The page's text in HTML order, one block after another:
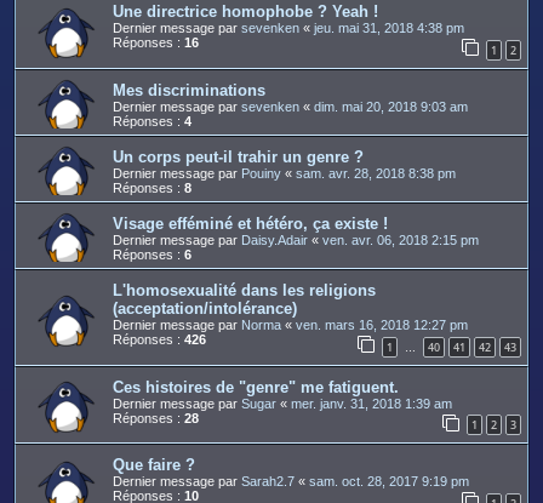
Une directrice homophobe ? Yeah !
Dernier message par sevenken « jeu. mai 31, 2018 4:38 pm
Réponses : 16 1 2
Mes discriminations
Dernier message par sevenken « dim. mai 20, 2018 9:03 am
Réponses : 4
Un corps peut-il trahir un genre ?
Dernier message par Pouiny « sam. avr. 28, 2018 8:38 pm
Réponses : 8
Visage efféminé et hétéro, ça existe !
Dernier message par Daisy.Adair « ven. avr. 06, 2018 2:15 pm
Réponses : 6
L'homosexualité dans les religions
(acceptation/intolérance)
Dernier message par Norma « ven. mars 16, 2018 12:27 pm
Réponses : 426 1 … 40 41 42 43
Ces histoires de "genre" me fatiguent.
Dernier message par Sugar « mer. janv. 31, 2018 1:39 am
Réponses : 28 1 2 3
Que faire ?
Dernier message par Sarah2.7 « sam. oct. 28, 2017 9:19 pm
Réponses : 10